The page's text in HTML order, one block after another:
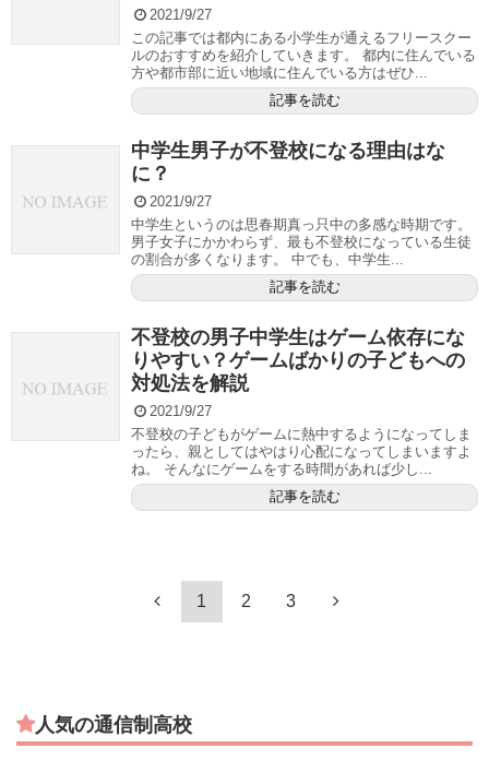
2021/9/27
この記事では都内にある小学生が通えるフリースクー
ルのおすすめを紹介していきます。 都内に住んでいる
方や都市部に近い地域に住んでいる方はぜひ...
記事を読む
中学生男子が不登校になる理由はな
に？
2021/9/27
中学生というのは思春期真っ只中の多感な時期です。
男子女子にかかわらず、最も不登校になっている生徒
の割合が多くなります。 中でも、中学生...
記事を読む
不登校の男子中学生はゲーム依存にな
りやすい？ゲームばかりの子どもへの
対処法を解説
2021/9/27
不登校の子どもがゲームに熱中するようになってしま
ったら、親としてはやはり心配になってしまいますよ
ね。 そんなにゲームをする時間があれば少し...
記事を読む
1 2 3
人気の通信制高校